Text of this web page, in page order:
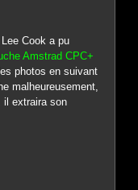
Cook a pu
Amstrad CPC+
photos en suivant
malheureusement,
il extraira son